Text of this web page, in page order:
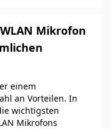
Mikrofon
einem
an Vorteilen. In
wichtigsten
Mikrofons